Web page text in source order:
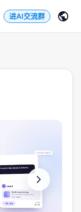
进AI交流群